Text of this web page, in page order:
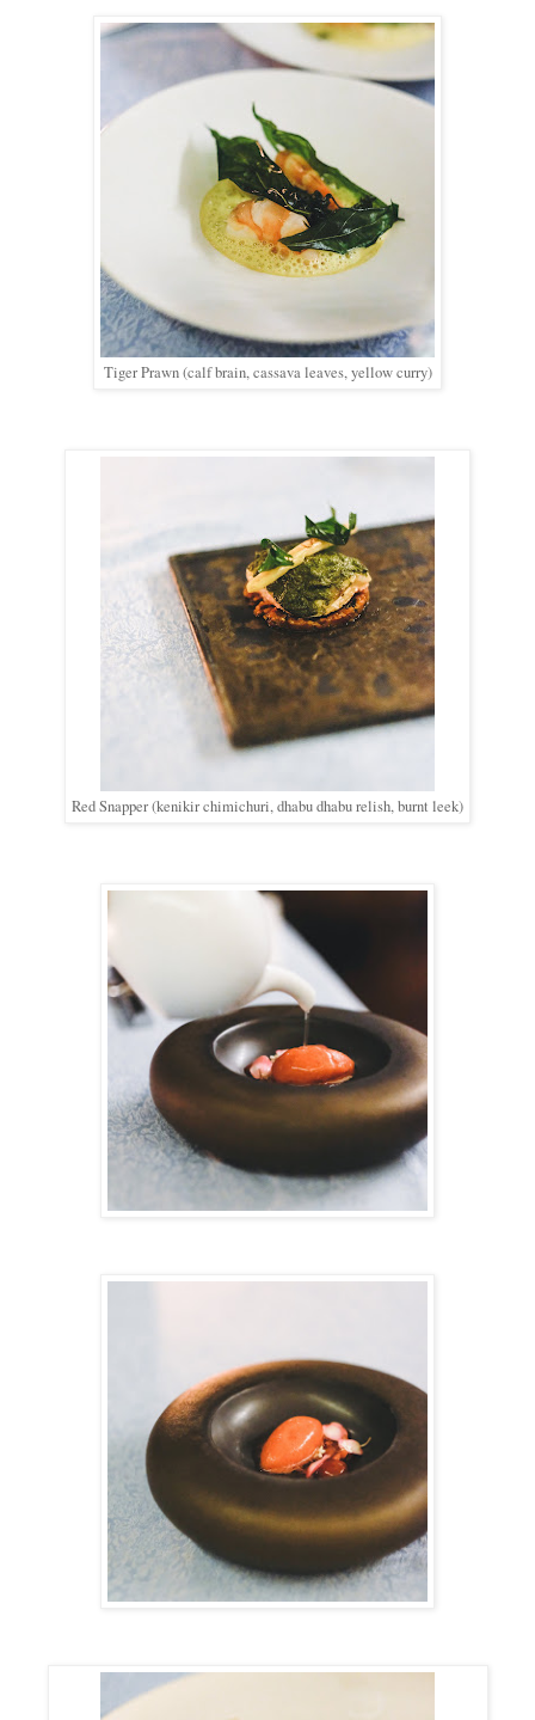
Tiger Prawn (calf brain, cassava leaves, yellow curry)
Red Snapper (kenikir chimichuri, dhabu dhabu relish, burnt leek)